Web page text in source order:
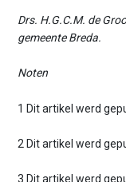
Drs. H.G.C.M. de
gemeente Breda.
Noten
1 Dit artikel werd
2 Dit artikel werd
3 Dit artikel werd